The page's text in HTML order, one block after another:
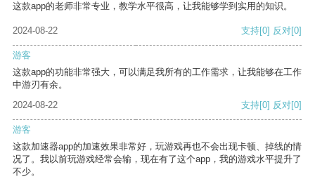
这款app的老师非常专业，教学水平很高，让我能够学到实用的知识。
2024-08-22 支持[0] 反对[0]
游客
这款app的功能非常强大，可以满足我所有的工作需求，让我能够在工作
中游刃有余。
2024-08-22
支持[0] 反对[0]
游客
这款加速器app的加速效果非常好，玩游戏再也不会出现卡顿、掉线的情
况了。我以前玩游戏经常会输，现在有了这个app，我的游戏水平提升了
不少。